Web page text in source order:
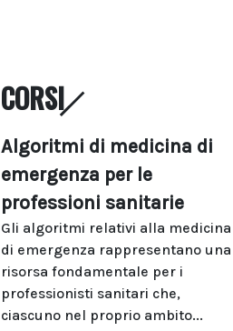
CORSI
Algoritmi di medicina di
emergenza per le
professioni sanitarie
Gli algoritmi relativi alla medicina
di emergenza rappresentano una
risorsa fondamentale per i
professionisti sanitari che,
ciascuno nel proprio ambito...